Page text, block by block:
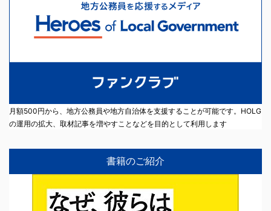
月額500円から、地方公務員や地方自治体を支援することが可能です。HOLG
の運用の拡大、取材記事を増やすことなどを目的として利用します
書籍のご紹介